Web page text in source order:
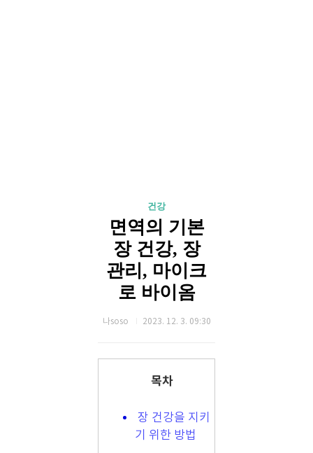
건강
면역의 기본
장 건강, 장
관리, 마이크
로 바이옴
나soso 2023. 12. 3. 09:30
목차
장 건강을 지키
기 위한 방법